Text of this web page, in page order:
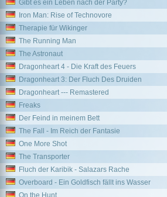
Gibt es ein Leben nach der Party?
Iron Man: Rise of Technovore
Therapie für Wikinger
The Running Man
The Astronaut
Dragonheart 4 - Die Kraft des Feuers
Dragonheart 3: Der Fluch Des Druiden
Dragonheart --- Remastered
Freaks
Der Feind in meinem Bett
The Fall - Im Reich der Fantasie
One More Shot
The Transporter
Fluch der Karibik - Salazars Rache
Overboard - Ein Goldfisch fällt ins Wasser
On the Hunt